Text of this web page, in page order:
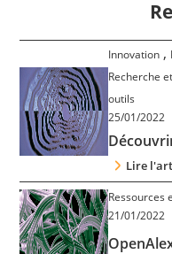
Accueil
Tous les articles
Qui sommes nous ?
Contact
Innovation ,
Recherche
outils
25/01/2022
Lire
Ressources
21/01/2022